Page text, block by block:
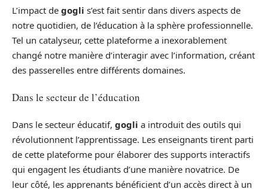
L’impact de gogli s’est fait sentir dans divers aspects de
notre quotidien, de l’éducation à la sphère professionnelle.
Tel un catalyseur, cette plateforme a inexorablement
changé notre manière d’interagir avec l’information, créant
des passerelles entre différents domaines.
Dans le secteur de l’éducation
Dans le secteur éducatif, gogli a introduit des outils qui
révolutionnent l’apprentissage. Les enseignants tirent parti
de cette plateforme pour élaborer des supports interactifs
qui engagent les étudiants d’une manière novatrice. De
leur côté, les apprenants bénéficient d’un accès direct à un